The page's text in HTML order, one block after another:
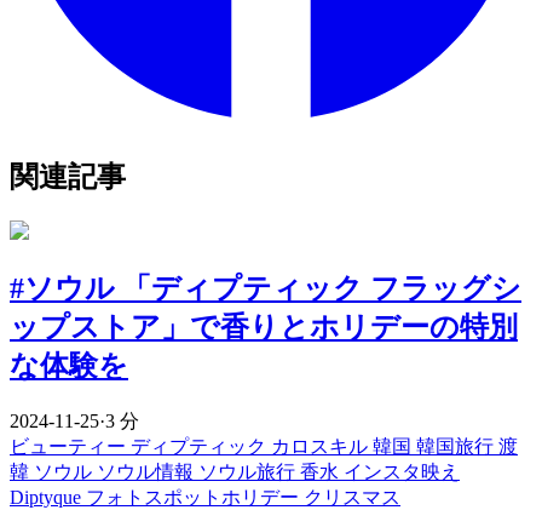
関連記事
#ソウル 「ディプティック フラッグシ
ップストア」で香りとホリデーの特別
な体験を
2024-11-25·3 分
ビューティー ディプティック カロスキル 韓国 韓国旅行 渡
韓 ソウル ソウル情報 ソウル旅行 香水 インスタ映え
Diptyque フォトスポットホリデー クリスマス